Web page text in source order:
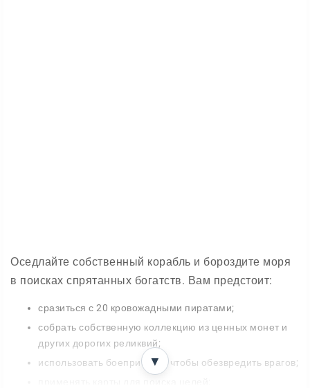
Оседлайте собственный корабль и бороздите моря
в поисках спрятанных богатств. Вам предстоит:
сразиться с 20 кровожадными пиратами;
собрать собственную коллекцию из ценных монет и
других дорогих реликвий;
использовать боеприпасы, чтобы обезвредить врагов;
▼